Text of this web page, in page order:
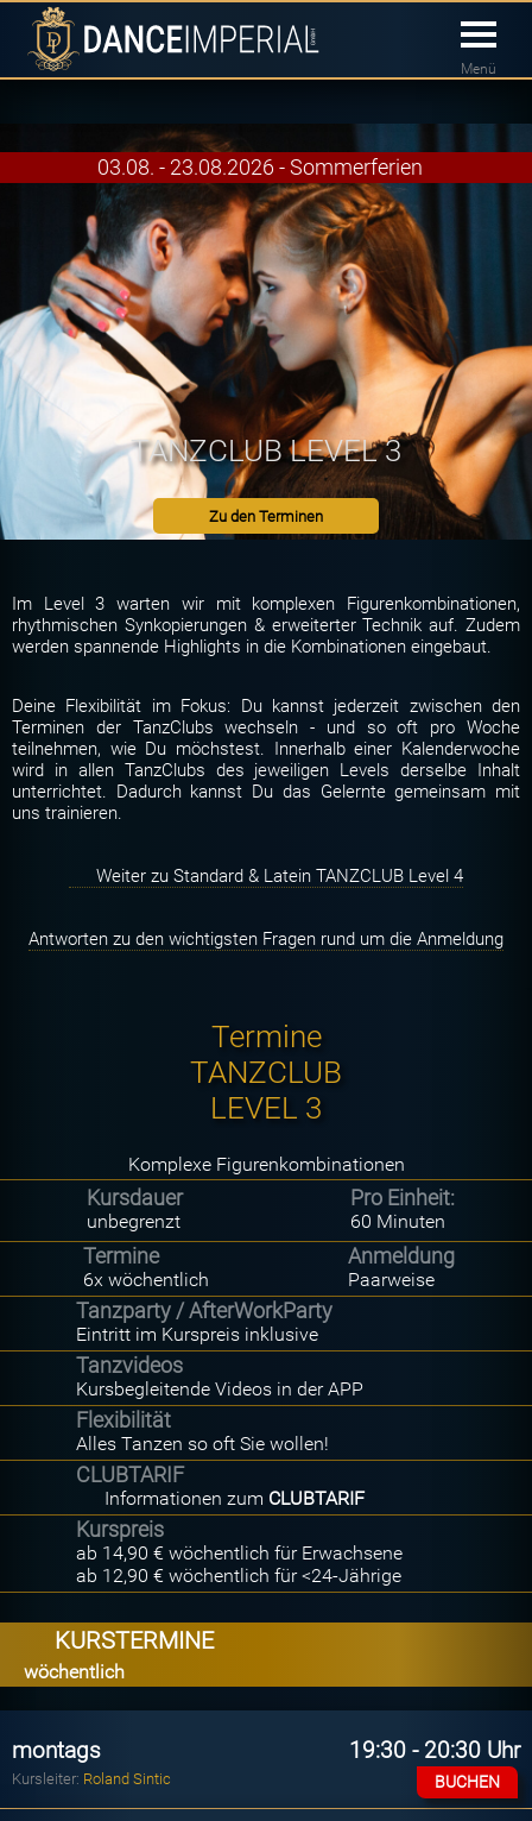
Menü
03.08. - 23.08.2026 - Sommerferien
TANZCLUB LEVEL 3
Zu den Terminen
Im Level 3 warten wir mit komplexen Figurenkombinationen,
rhythmischen Synkopierungen & erweiterter Technik auf. Zudem
werden spannende Highlights in die Kombinationen eingebaut.
Deine Flexibilität im Fokus: Du kannst jederzeit zwischen den
Terminen der TanzClubs wechseln - und so oft pro Woche
teilnehmen, wie Du möchstest. Innerhalb einer Kalenderwoche
wird in allen TanzClubs des jeweiligen Levels derselbe Inhalt
unterrichtet. Dadurch kannst Du das Gelernte gemeinsam mit
uns trainieren.
Weiter zu Standard & Latein TANZCLUB Level 4
Antworten zu den wichtigsten Fragen rund um die Anmeldung
Termine
TANZCLUB
LEVEL 3
Komplexe Figurenkombinationen
Kursdauer
unbegrenzt
Pro Einheit:
60 Minuten
Termine
6x wöchentlich
Anmeldung
Paarweise
Tanzparty / AfterWorkParty
Eintritt im Kurspreis inklusive
Tanzvideos
Kursbegleitende Videos in der APP
Flexibilität
Alles Tanzen so oft Sie wollen!
CLUBTARIF
Informationen zum CLUBTARIF
Kurspreis
ab 14,90 € wöchentlich für Erwachsene
ab 12,90 € wöchentlich für <24-Jährige
KURSTERMINE
wöchentlich
montags 19:30 - 20:30 Uhr
Kursleiter: Roland Sintic BUCHEN